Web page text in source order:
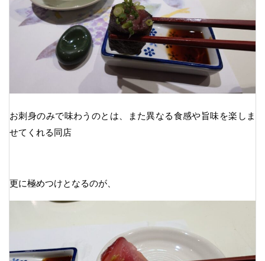
お刺身のみで味わうのとは、また異なる食感や旨味を楽しま
せてくれる同店
更に極めつけとなるのが、